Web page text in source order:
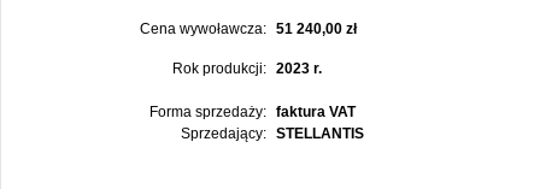
Cena wywoławcza: 51 240,00 zł
Rok produkcji: 2023 r.
Forma sprzedaży:
faktura VAT
Sprzedający:
STELLANTIS